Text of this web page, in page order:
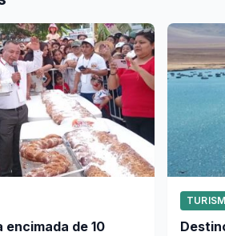
de 10